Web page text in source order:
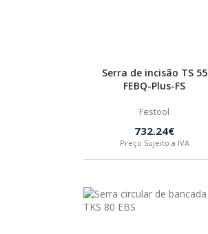
Serra de incisão TS 55
FEBQ-Plus-FS
Festool
732.24€
Preço Sujeito a IVA